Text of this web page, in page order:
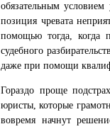
обязательным
позиция чревата
помощью тогда, когда
судебного
даже при помощи
Гораздо проще
юристы, которые
вовремя начнут